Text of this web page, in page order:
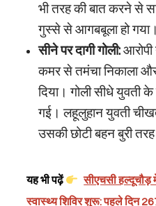
भी तरह की बात करने से
गुस्से से आगबबूला हो गया।
सीने पर दागी गोली:
कमर से तमंचा निकाला
दिया। गोली सीधे युवती
गई। लहूलुहान युवती
उसकी छोटी बहन बुरी
यह भी पढ़ें
सीएचसी हल्दूचौड़
स्वास्थ्य शिविर शुरू: पहले दिन